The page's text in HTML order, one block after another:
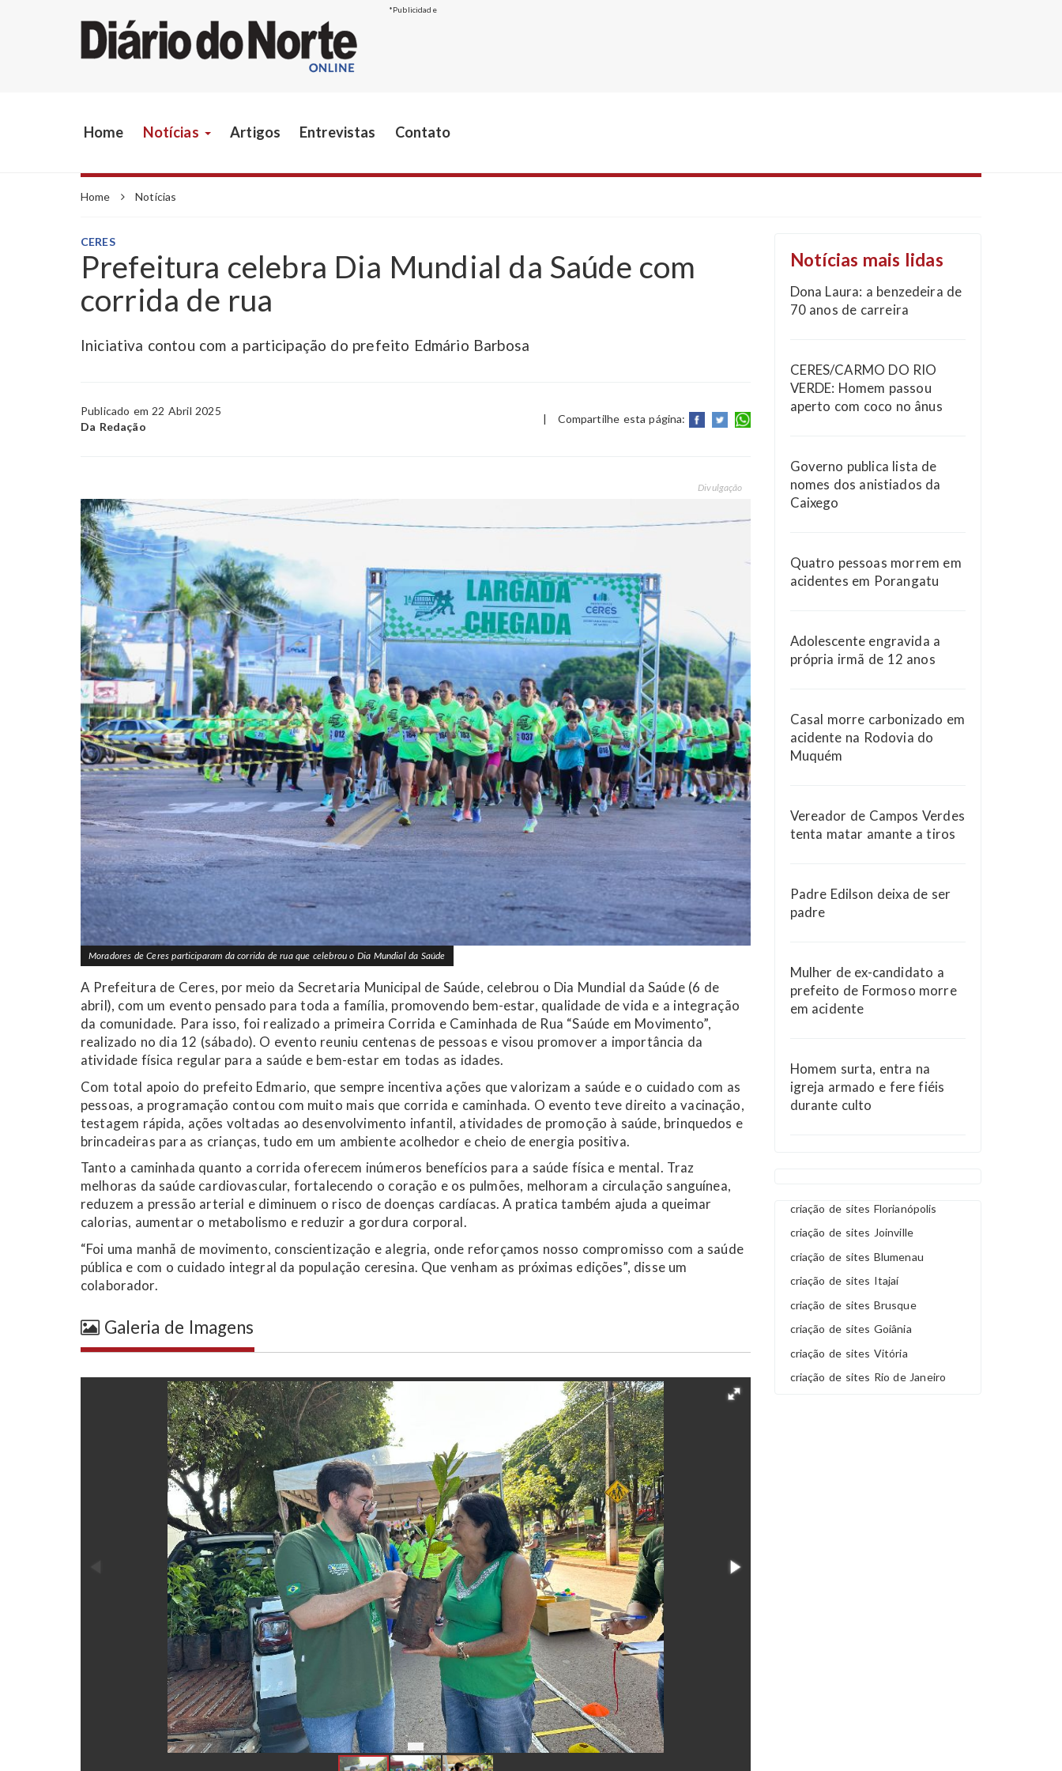
*Publicidade
Home Notícias Artigos Entrevistas Contato
Home Notícias
CERES
Prefeitura celebra Dia Mundial da Saúde com
corrida de rua
Iniciativa contou com a participação do prefeito Edmário Barbosa
Publicado em 22 Abril 2025
Da Redação
| Compartilhe esta página:
Divulgação
Moradores de Ceres participaram da corrida de rua que celebrou o Dia Mundial da Saúde
A Prefeitura de Ceres, por meio da Secretaria Municipal de Saúde, celebrou o Dia Mundial da Saúde (6 de
abril), com um evento pensado para toda a família, promovendo bem-estar, qualidade de vida e a integração
da comunidade. Para isso, foi realizado a primeira Corrida e Caminhada de Rua “Saúde em Movimento”,
realizado no dia 12 (sábado). O evento reuniu centenas de pessoas e visou promover a importância da
atividade física regular para a saúde e bem-estar em todas as idades.
Com total apoio do prefeito Edmario, que sempre incentiva ações que valorizam a saúde e o cuidado com as
pessoas, a programação contou com muito mais que corrida e caminhada. O evento teve direito a vacinação,
testagem rápida, ações voltadas ao desenvolvimento infantil, atividades de promoção à saúde, brinquedos e
brincadeiras para as crianças, tudo em um ambiente acolhedor e cheio de energia positiva.
Tanto a caminhada quanto a corrida oferecem inúmeros benefícios para a saúde física e mental. Traz
melhoras da saúde cardiovascular, fortalecendo o coração e os pulmões, melhoram a circulação sanguínea,
reduzem a pressão arterial e diminuem o risco de doenças cardíacas. A pratica também ajuda a queimar
calorias, aumentar o metabolismo e reduzir a gordura corporal.
“Foi uma manhã de movimento, conscientização e alegria, onde reforçamos nosso compromisso com a saúde
pública e com o cuidado integral da população ceresina. Que venham as próximas edições”, disse um
colaborador.
Galeria de Imagens
Notícias mais lidas
Dona Laura: a benzedeira de
70 anos de carreira
CERES/CARMO DO RIO
VERDE: Homem passou
aperto com coco no ânus
Governo publica lista de
nomes dos anistiados da
Caixego
Quatro pessoas morrem em
acidentes em Porangatu
Adolescente engravida a
própria irmã de 12 anos
Casal morre carbonizado em
acidente na Rodovia do
Muquém
Vereador de Campos Verdes
tenta matar amante a tiros
Padre Edilson deixa de ser
padre
Mulher de ex-candidato a
prefeito de Formoso morre
em acidente
Homem surta, entra na
igreja armado e fere fiéis
durante culto
criação de sites Florianópolis
criação de sites Joinville
criação de sites Blumenau
criação de sites Itajaí
criação de sites Brusque
criação de sites Goiânia
criação de sites Vitória
criação de sites Rio de Janeiro